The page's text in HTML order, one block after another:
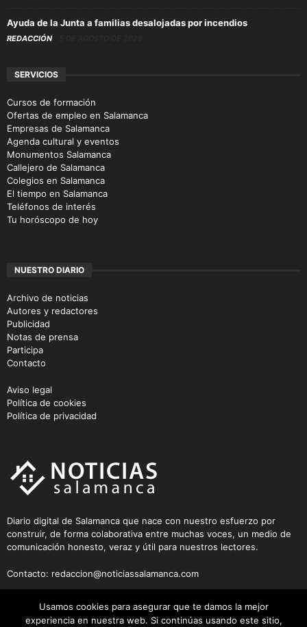
Ayuda de la Junta a familias desalojadas por incendios
REDACCIÓN
SERVICIOS
Cursos de formación
Ofertas de empleo en Salamanca
Empresas de Salamanca
Agenda cultural y eventos
Monumentos Salamanca
Callejero de Salamanca
Colegios en Salamanca
El tiempo en Salamanca
Teléfonos de interés
Tu horóscopo de hoy
NUESTRO DIARIO
Archivo de noticias
Autores y redactores
Publicidad
Notas de prensa
Participa
Contacto
Aviso legal
Política de cookies
Política de privacidad
Diario digital de Salamanca que nace con nuestro esfuerzo por
construir, de forma colaborativa entre muchas voces, un medio de
comunicación honesto, veraz y útil para nuestros lectores.
Contacto: redaccion@noticiassalamanca.com
Usamos cookies para asegurar que te damos la mejor
experiencia en nuestra web. Si continúas usando este sitio,